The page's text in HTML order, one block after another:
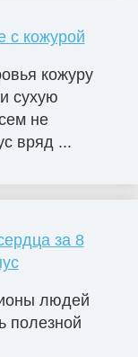
с кожурой
кожуру
сухую
не
вряд ...
за 8
людей
полезной